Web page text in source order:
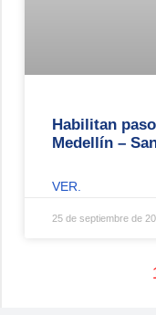
Habilitan
Medellín –
VER.
25 de septiembre de